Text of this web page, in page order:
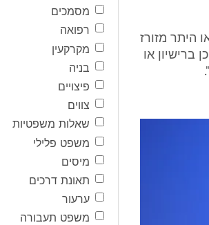
היתר מזורז
ברישיון או
מסמכים
רפואה
מקרקעין
בניה
פיצויים
צווים
שאלות משפטיות
משפט פלילי
מיסים
תאונת דרכים
ערעור
משפט תעבורה